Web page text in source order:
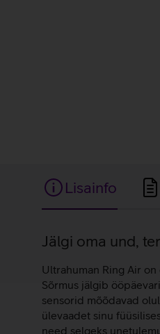
Lisainfo
Lisainfo
Jälgi oma und,
Ultrahuman Ring Air
Sõrmus jälgib
sensorid mõõdavad
ülevaadet sinu
need selgeks